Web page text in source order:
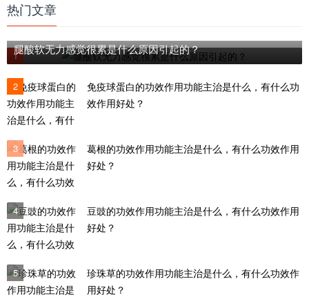
热门文章
1
腿酸软无力感觉很累是什么原因引起的？
2
免疫球蛋白的功效作用功能主治是什么，有什么功
效作用好处？
3
葛根的功效作用功能主治是什么，有什么功效作用
好处？
4
豆豉的功效作用功能主治是什么，有什么功效作用
好处？
5
珍珠草的功效作用功能主治是什么，有什么功效作
用好处？